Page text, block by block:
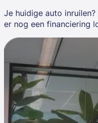
Je huidige auto
er nog een financiering